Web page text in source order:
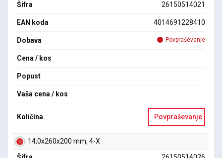
Šifra
26150514021
EAN koda 4014691228410
Dobava Povpraševanje
Cena / kos
Popust
Vaša cena / kos
Količina Povpraševanje
14,0x260x200 mm, 4-X